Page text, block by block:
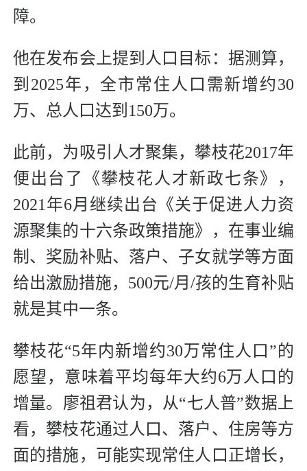
障。
他在发布会上提到人口目标：据测算，
到2025年，全市常住人口需新增约30
万、总人口达到150万。
此前，为吸引人才聚集，攀枝花2017年
便出台了《攀枝花人才新政七条》，
2021年6月继续出台《关于促进人力资
源聚集的十六条政策措施》，在事业编
制、奖励补贴、落户、子女就学等方面
给出激励措施，500元/月/孩的生育补贴
就是其中一条。
攀枝花“5年内新增约30万常住人口”的
愿望，意味着平均每年大约6万人口的
增量。廖祖君认为，从“七人普”数据上
看，攀枝花通过人口、落户、住房等方
面的措施，可能实现常住人口正增长，